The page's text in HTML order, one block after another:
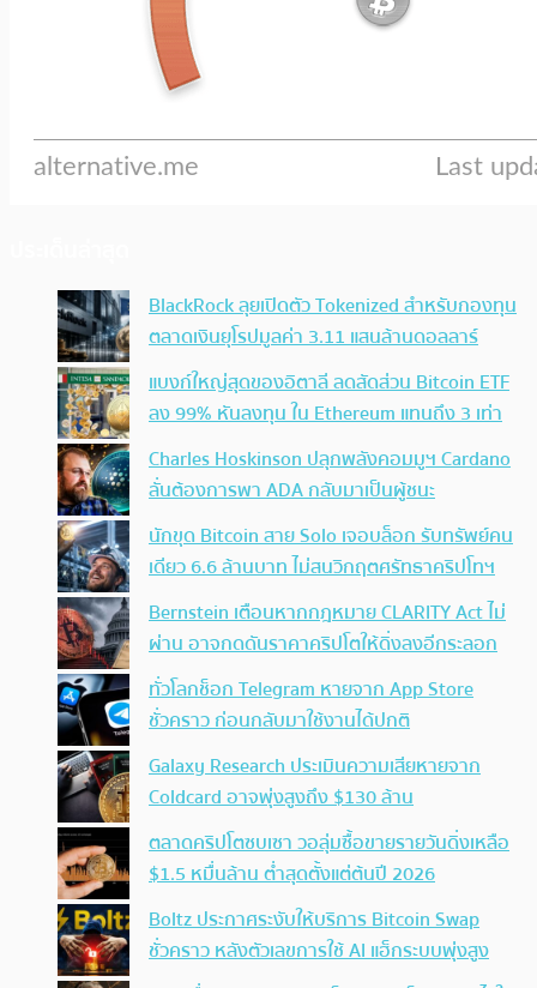
BlackRock ลุยเปิดตัว Tokenized สำหรับกองทุน
ตลาดเงินยุโรปมูลค่า 3.11 แสนล้านดอลลาร์
แบงก์ใหญ่สุดของอิตาลี ลดสัดส่วน Bitcoin ETF
ลง 99% หันลงทุน ใน Ethereum แทนถึง 3 เท่า
Charles Hoskinson ปลุกพลังคอมมูฯ Cardano
ลั่นต้องการพา ADA กลับมาเป็นผู้ชนะ
นักขุด Bitcoin สาย Solo เจอบล็อก รับทรัพย์คน
เดียว 6.6 ล้านบาท ไม่สนวิกฤตศรัทธาคริปโทฯ
Bernstein เตือนหากกฎหมาย CLARITY Act ไม่
ผ่าน อาจกดดันราคาคริปโตให้ดิ่งลงอีกระลอก
ทั่วโลกช็อก Telegram หายจาก App Store
ชั่วคราว ก่อนกลับมาใช้งานได้ปกติ
Galaxy Research ประเมินความเสียหายจาก
Coldcard อาจพุ่งสูงถึง $130 ล้าน
ตลาดคริปโตซบเซา วอลุ่มซื้อขายรายวันดิ่งเหลือ
$1.5 หมื่นล้าน ต่ำสุดตั้งแต่ต้นปี 2026
Boltz ประกาศระงับให้บริการ Bitcoin Swap
ชั่วคราว หลังตัวเลขการใช้ AI แฮ็กระบบพุ่งสูง